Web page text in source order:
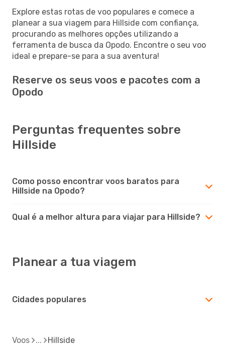
Explore estas rotas de voo populares e comece a
planear a sua viagem para Hillside com confiança,
procurando as melhores opções utilizando a
ferramenta de busca da Opodo. Encontre o seu voo
ideal e prepare-se para a sua aventura!
Reserve os seus voos e pacotes com a
Opodo
Perguntas frequentes sobre
Hillside
Como posso encontrar voos baratos para
Hillside na Opodo?
Qual é a melhor altura para viajar para Hillside?
Planear a tua viagem
Cidades populares
Voos Hillside